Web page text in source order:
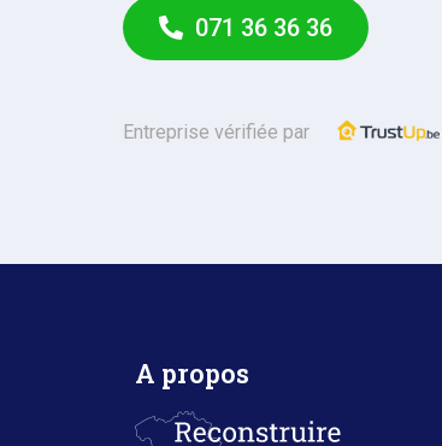
071 36 36 36
Entreprise vérifiée par
A propos